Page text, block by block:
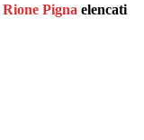
Rione Pigna elencati